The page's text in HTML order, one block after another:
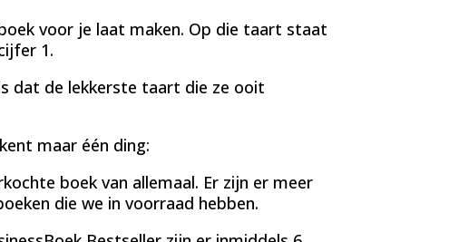
voor je laat maken. Op die taart staat
1.
dat de lekkerste taart die ze ooit
maar één ding:
boek van allemaal. Er zijn er meer
die we in voorraad hebben.